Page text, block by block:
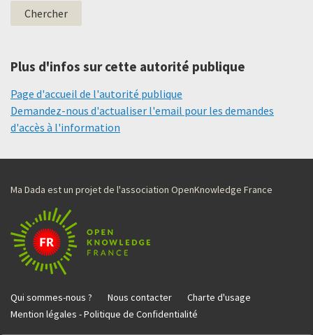
Plus d'infos sur cette autorité publique
Page d'accueil de l'autorité publique
Demandez-nous d'actualiser l'email pour les demandes
d'accès à l'information
Ma Dada est un projet de l'association OpenKnowledge France
Qui sommes-nous ? Nous contacter
Charte d'usage
Mention légales - Politique de Confidentialité